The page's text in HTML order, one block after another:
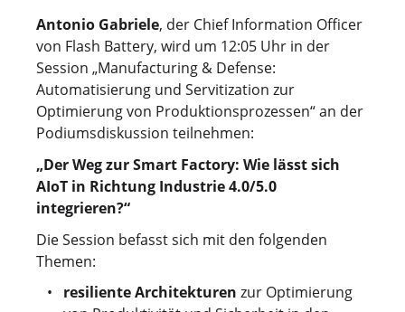
Antonio Gabriele, der Chief Information Officer
von Flash Battery, wird um 12:05 Uhr in der
Session „Manufacturing & Defense:
Automatisierung und Servitization zur
Optimierung von Produktionsprozessen“ an der
Podiumsdiskussion teilnehmen:
„Der Weg zur Smart Factory: Wie lässt sich
AIoT in Richtung Industrie 4.0/5.0
integrieren?“
Die Session befasst sich mit den folgenden
Themen:
resiliente Architekturen zur Optimierung